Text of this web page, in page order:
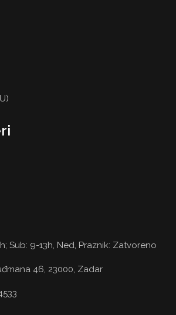
Sub: 9-13h, Ned, Praznik: Zatvoreno
46, 23000, Zadar